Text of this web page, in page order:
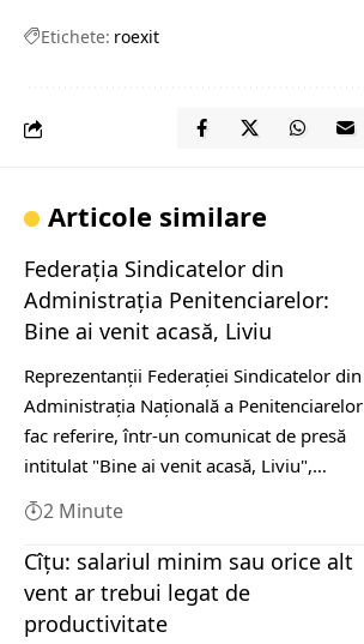
Etichete: roexit
Articole similare
Federaţia Sindicatelor din
Administraţia Penitenciarelor:
Bine ai venit acasă, Liviu
Reprezentanţii Federaţiei Sindicatelor din
Administraţia Naţională a Penitenciarelor
fac referire, într-un comunicat de presă
intitulat "Bine ai venit acasă, Liviu",…
2 Minute
Cîțu: salariul minim sau orice alt
vent ar trebui legat de
productivitate